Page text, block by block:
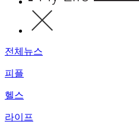
전체뉴스
피플
헬스
라이프